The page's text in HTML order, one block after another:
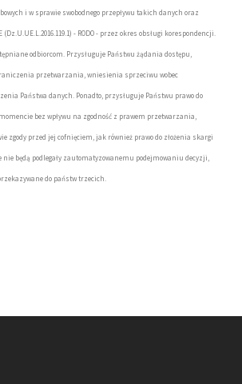
i w sprawie swobodnego przepływu takich danych oraz
- RODO - przez okres obsługi korespondencji.
odbiorcom. Przysługuje Państwu żądania dostępu,
przetwarzania, wniesienia sprzeciwu wobec
Państwa danych. Ponadto, przysługuje Państwu prawo do
bez wpływu na zgodność z prawem przetwarzania,
zgody przed jej cofnięciem, jak również prawo do złożenia skargi
nie będą podlegały zautomatyzowanemu podejmowaniu decyzji,
do państw trzecich.